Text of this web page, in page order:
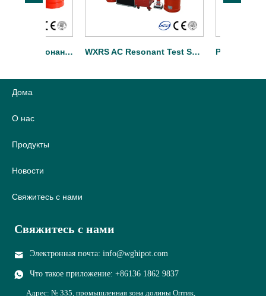
WXRS AC Resonant Test System для подстанции
Дома
О нас
Продукты
Новости
Свяжитесь с нами
Свяжитесь с нами
Электронная почта: info@wghipot.com
Что такое приложение: +86136 1862 9837
Адрес: № 335, промышленная зона долины Оптик,